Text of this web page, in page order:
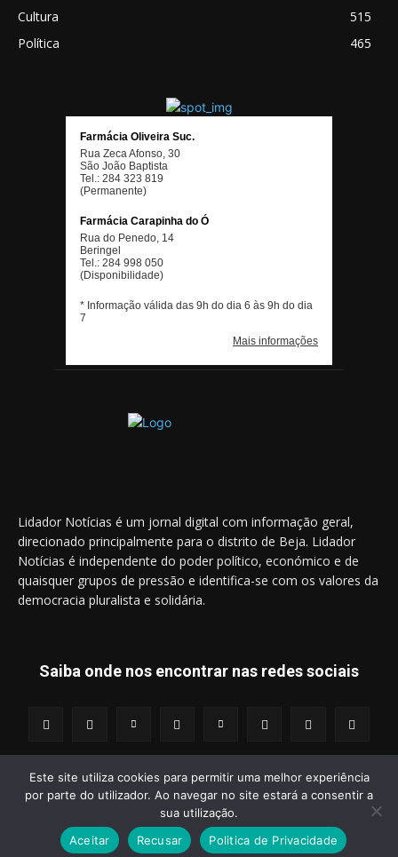
Cultura
515
Política
465
Lidador Notícias é um jornal digital com informação geral,
direcionado principalmente para o distrito de Beja. Lidador
Notícias é independente do poder político, económico e de
quaisquer grupos de pressão e identifica-se com os valores da
democracia pluralista e solidária.
Saiba onde nos encontrar nas redes sociais
© 2014 - 2025 Lidador Notícias. | Todos os Direitos Reservados.
Termos e Condições Política de Privacidade Publicidade
Este site utiliza cookies para permitir uma melhor experiência
por parte do utilizador. Ao navegar no site estará a consentir a
sua utilização.
Aceitar
Recusar Politica de Privacidade